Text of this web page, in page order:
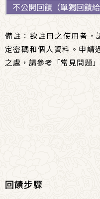
不公開回饋（單獨回饋
備註：欲註冊之使用者，
定密碼和個人資料。申請
之處，請參考「常見問題
回饋步驟